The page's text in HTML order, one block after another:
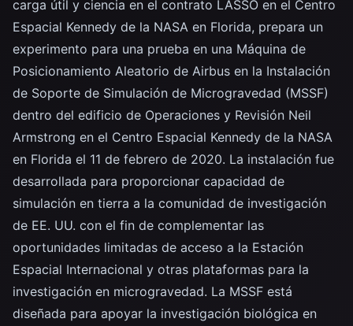
carga útil y ciencia en el contrato LASSO en el Centro
Espacial Kennedy de la NASA en Florida, prepara un
experimento para una prueba en una Máquina de
Posicionamiento Aleatorio de Airbus en la Instalación
de Soporte de Simulación de Microgravedad (MSSF)
dentro del edificio de Operaciones y Revisión Neil
Armstrong en el Centro Espacial Kennedy de la NASA
en Florida el 11 de febrero de 2020. La instalación fue
desarrollada para proporcionar capacidad de
simulación en tierra a la comunidad de investigación
de EE. UU. con el fin de complementar las
oportunidades limitadas de acceso a la Estación
Espacial Internacional y otras plataformas para la
investigación en microgravedad. La MSSF está
diseñada para apoyar la investigación biológica en